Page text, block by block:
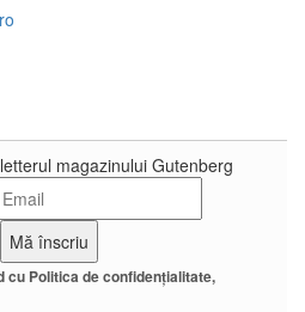
magazinului Gutenberg
cu Politica de confidenţialitate